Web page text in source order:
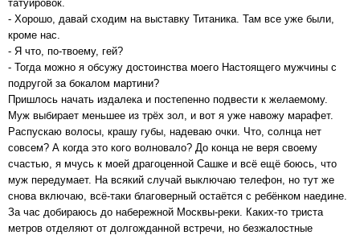
татуировок.
- Хорошо, давай сходим на выставку Титаника. Там все уже были,
кроме нас.
- Я что, по-твоему, гей?
- Тогда можно я обсужу достоинства моего Настоящего мужчины с
подругой за бокалом мартини?
Пришлось начать издалека и постепенно подвести к желаемому.
Муж выбирает меньшее из трёх зол, и вот я уже навожу марафет.
Распускаю волосы, крашу губы, надеваю очки. Что, солнца нет
совсем? А когда это кого волновало? До конца не веря своему
счастью, я мчусь к моей драгоценной Сашке и всё ещё боюсь, что
муж передумает. На всякий случай выключаю телефон, но тут же
снова включаю, всё-таки благоверный остаётся с ребёнком наедине.
За час добираюсь до набережной Москвы-реки. Каких-то триста
метров отделяют от долгожданной встречи, но безжалостные